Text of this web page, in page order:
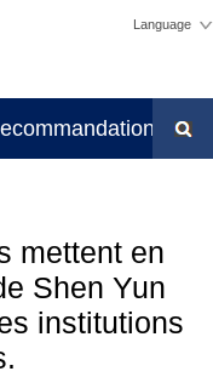
Language
mettent en
Shen Yun
institutions